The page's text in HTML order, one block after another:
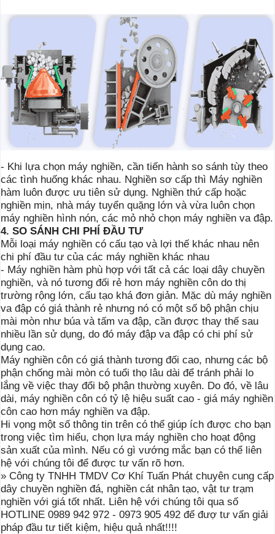
- Khi lựa chọn máy nghiền, cần tiến hành so sánh tùy theo
các tình huống khác nhau. Nghiền sơ cấp thì Máy nghiền
hàm luôn được ưu tiên sử dụng. Nghiền thứ cấp hoặc
nghiền mịn, nhà máy tuyển quặng lớn và vừa luôn chọn
máy nghiền hình nón, các mỏ nhỏ chọn máy nghiền va đập.
4. SO SÁNH CHI PHÍ ĐẦU TƯ
Mỗi loại máy nghiền có cấu tạo và lợi thế khác nhau nên
chi phí đầu tư của các máy nghiền khác nhau
- Máy nghiền hàm phù hợp với tất cả các loại dây chuyền
nghiền, và nó tương đối rẻ hơn máy nghiền côn do thị
trường rộng lớn, cấu tạo khá đơn giản. Mặc dù máy nghiền
va đập có giá thành rẻ nhưng nó có một số bộ phận chịu
mài mòn như búa và tấm va đập, cần được thay thế sau
nhiều lần sử dụng, do đó máy đập va đập có chi phí sử
dụng cao.
Máy nghiền côn có giá thành tương đối cao, nhưng các bộ
phận chống mài mòn có tuổi thọ lâu dài để tránh phải lo
lắng về việc thay đổi bộ phận thường xuyên. Do đó, về lâu
dài, máy nghiền côn có tỷ lệ hiệu suất cao - giá máy nghiền
côn cao hơn máy nghiền va đập.
Hi vọng một số thông tin trên có thể giúp ích được cho bạn
trong việc tìm hiểu, chọn lựa máy nghiền cho hoạt động
sản xuất của mình. Nếu có gì vướng mắc bạn có thể liên
hệ với chúng tôi để được tư vấn rõ hơn.
» Công ty TNHH TMDV Cơ Khí Tuấn Phát chuyên cung cấp
dây chuyền nghiền đá, nghiền cát nhân tạo, vật tư trạm
nghiền với giá tốt nhất. Liên hệ với chúng tôi qua số
HOTLINE 0989 942 972 - 0973 905 492 để đượ tư vấn giải
pháp đầu tư tiết kiệm, hiệu quả nhất!!!!